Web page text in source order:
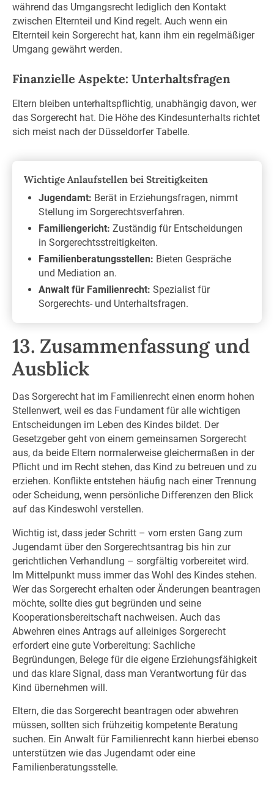
während das Umgangsrecht lediglich den Kontakt
zwischen Elternteil und Kind regelt. Auch wenn ein
Elternteil kein Sorgerecht hat, kann ihm ein regelmäßiger
Umgang gewährt werden.
Finanzielle Aspekte: Unterhaltsfragen
Eltern bleiben unterhaltspflichtig, unabhängig davon, wer
das Sorgerecht hat. Die Höhe des Kindesunterhalts richtet
sich meist nach der Düsseldorfer Tabelle.
Wichtige Anlaufstellen bei Streitigkeiten
Jugendamt: Berät in Erziehungsfragen, nimmt
Stellung im Sorgerechtsverfahren.
Familiengericht: Zuständig für Entscheidungen
in Sorgerechtsstreitigkeiten.
Familienberatungsstellen: Bieten Gespräche
und Mediation an.
Anwalt für Familienrecht: Spezialist für
Sorgerechts- und Unterhaltsfragen.
13. Zusammenfassung und
Ausblick
Das Sorgerecht hat im Familienrecht einen enorm hohen
Stellenwert, weil es das Fundament für alle wichtigen
Entscheidungen im Leben des Kindes bildet. Der
Gesetzgeber geht von einem gemeinsamen Sorgerecht
aus, da beide Eltern normalerweise gleichermaßen in der
Pflicht und im Recht stehen, das Kind zu betreuen und zu
erziehen. Konflikte entstehen häufig nach einer Trennung
oder Scheidung, wenn persönliche Differenzen den Blick
auf das Kindeswohl verstellen.
Wichtig ist, dass jeder Schritt – vom ersten Gang zum
Jugendamt über den Sorgerechtsantrag bis hin zur
gerichtlichen Verhandlung – sorgfältig vorbereitet wird.
Im Mittelpunkt muss immer das Wohl des Kindes stehen.
Wer das Sorgerecht erhalten oder Änderungen beantragen
möchte, sollte dies gut begründen und seine
Kooperationsbereitschaft nachweisen. Auch das
Abwehren eines Antrags auf alleiniges Sorgerecht
erfordert eine gute Vorbereitung: Sachliche
Begründungen, Belege für die eigene Erziehungsfähigkeit
und das klare Signal, dass man Verantwortung für das
Kind übernehmen will.
Eltern, die das Sorgerecht beantragen oder abwehren
müssen, sollten sich frühzeitig kompetente Beratung
suchen. Ein Anwalt für Familienrecht kann hierbei ebenso
unterstützen wie das Jugendamt oder eine
Familienberatungsstelle.